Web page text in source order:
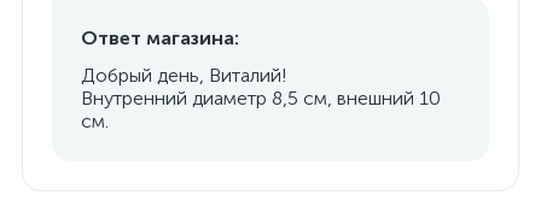
Ответ магазина:
Добрый день, Виталий!
Внутренний диаметр 8,5 см, внешний 10
см.